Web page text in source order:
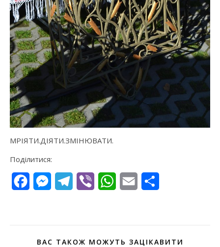
МРІЯТИ.ДІЯТИ.ЗМІНЮВАТИ.
Поділитися:
FacebookMessengerTelegram
Viber WhatsApp
Email
ВАС ТАКОЖ МОЖУТЬ ЗАЦІКАВИТИ